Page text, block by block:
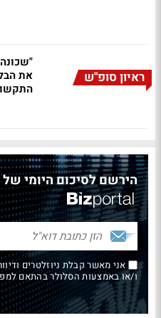
ראיון סופ"ש
את
הירשם לסיכום היומי
אני מאשר קבלת ניוזלטרים
ו/או באמצעות הסלולר בהתאם למפורט בסעיף